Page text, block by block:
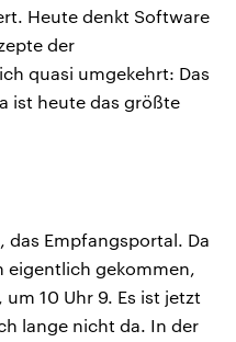
Heute denkt Software
der
quasi umgekehrt: Das
ist heute das größte
das Empfangsportal. Da
eigentlich gekommen,
10 Uhr 9. Es ist jetzt
lange nicht da. In der